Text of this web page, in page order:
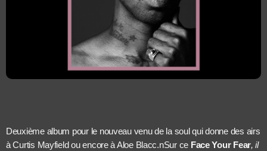
Deuxième album pour le nouveau venu de la soul qui donne des airs
à Curtis Mayfield ou encore à Aloe Blacc.nSur ce Face Your Fear, il